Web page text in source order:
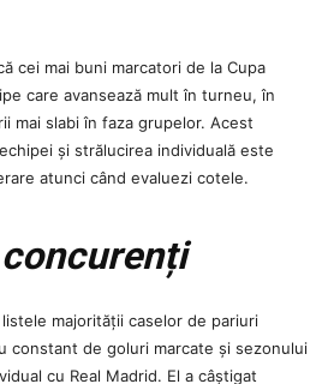
cei mai buni marcatori de la Cupa
care avansează mult în turneu, în
mai slabi în faza grupelor. Acest
și strălucirea individuală este
atunci când evaluezi cotele.
majorității caselor de pariuri
constant de goluri marcate și sezonului
cu Real Madrid. El a câștigat